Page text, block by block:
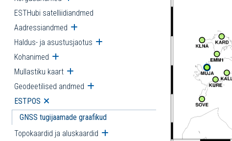
ESTHubi satelliidiandmed
Aadressiandmed Ava alammenüü
Haldus- ja asustusjaotus Ava alammenüü
Kohanimed Ava alammenüü
Mullastiku kaart Ava alammenüü
Geodeetilised andmed Ava alammenüü
ESTPOS Ava alammenüü
GNSS tugijaamade graafikud
Topokaardid ja aluskaardid Ava alammenüü